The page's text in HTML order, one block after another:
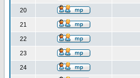
20
21
22
23
24